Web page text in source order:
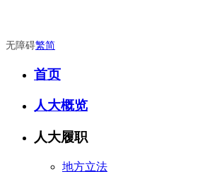
无障碍繁简
首页
人大概览
人大履职
地方立法